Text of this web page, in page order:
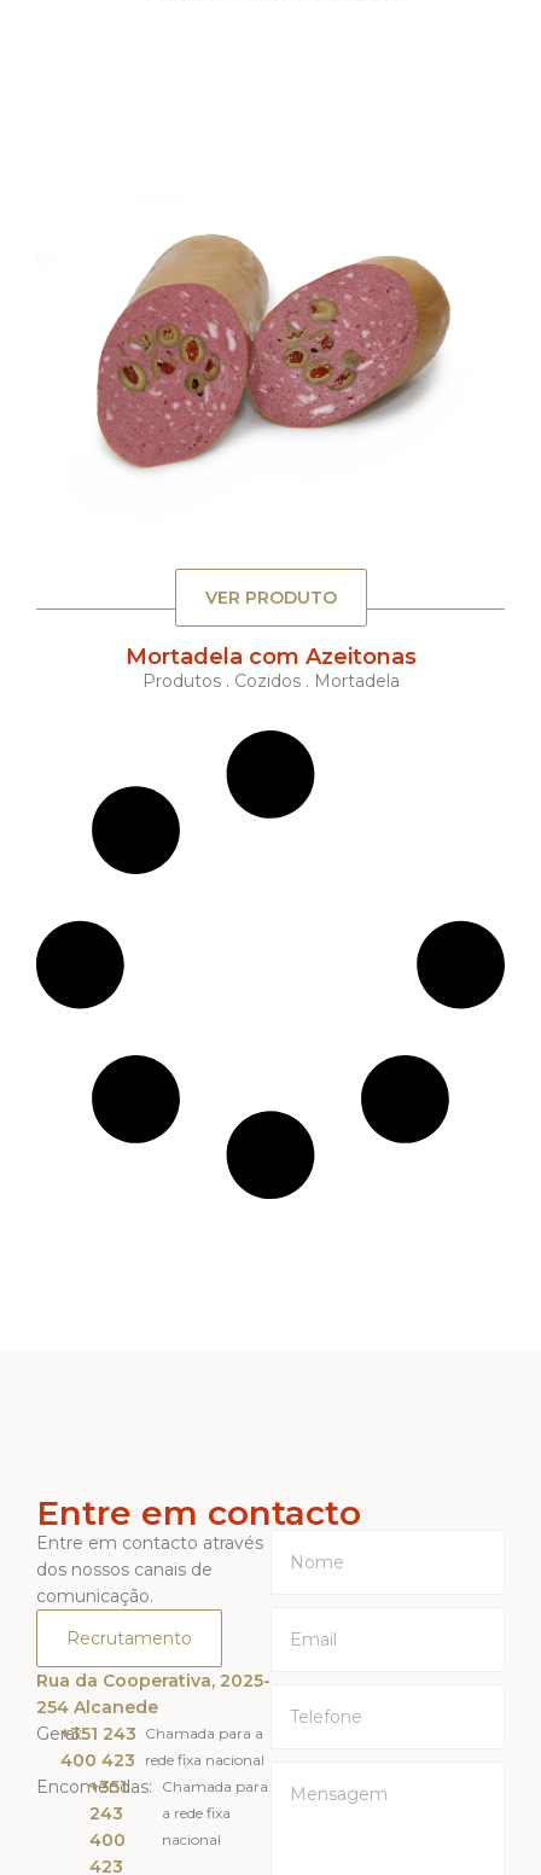
VER PRODUTO
Mortadela com Azeitonas
Produtos . Cozidos . Mortadela
Entre em contacto
Entre em contacto através
dos nossos canais de
comunicação.
Recrutamento
Rua da Cooperativa, 2025-
254 Alcanede
Geral:+351 243
400 423
Chamada para a
rede fixa nacional
Encomendas:
+351
243
400
423
Chamada para
a rede fixa
nacional